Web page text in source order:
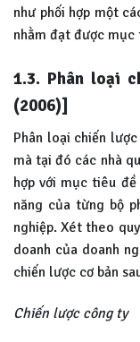
như phối hợp một
nhằm đạt được
1.3. Phân loại
(2006)]
Phân loại chiến
mà tại đó các nhà
hợp với mục tiêu
năng của từng bộ
nghiệp. Xét theo
doanh của doanh
chiến lược cơ bản
Chiến lược công ty